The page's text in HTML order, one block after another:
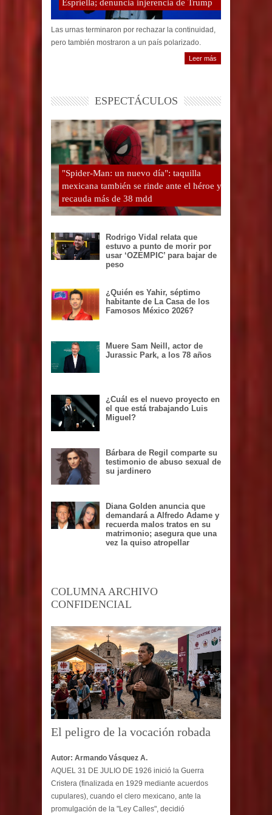
Espriella; denuncia injerencia de Trump
Las urnas terminaron por rechazar la continuidad,
pero también mostraron a un país polarizado.
Leer más
ESPECTÁCULOS
"Spider-Man: un nuevo día": taquilla
mexicana también se rinde ante el héroe y
recauda más de 38 mdd
Rodrigo Vidal relata que
estuvo a punto de morir por
usar ‘OZEMPIC’ para bajar de
peso
¿Quién es Yahir, séptimo
habitante de La Casa de los
Famosos México 2026?
Muere Sam Neill, actor de
Jurassic Park, a los 78 años
¿Cuál es el nuevo proyecto en
el que está trabajando Luis
Miguel?
Bárbara de Regil comparte su
testimonio de abuso sexual de
su jardinero
Diana Golden anuncia que
demandará a Alfredo Adame y
recuerda malos tratos en su
matrimonio; asegura que una
vez la quiso atropellar
COLUMNA ARCHIVO
CONFIDENCIAL
El peligro de la vocación robada
Autor: Armando Vásquez A.
AQUEL 31 DE JULIO DE 1926 inició la Guerra
Cristera (finalizada en 1929 mediante acuerdos
cupulares), cuando el clero mexicano, ante la
promulgación de la "Ley Calles", decidió